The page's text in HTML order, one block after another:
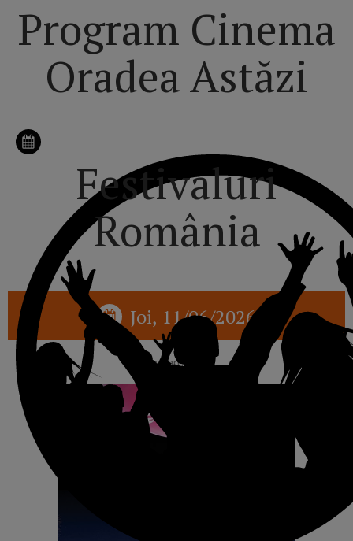
Joi, 11/06/2026
reclama p1
Program Cinema
Oradea Astăzi
Festivaluri
România